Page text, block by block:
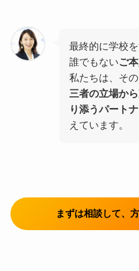
最終的に学校
誰でもないご
私たちは、その
三者の立場か
り添うパート
えています。
まずは相談して、